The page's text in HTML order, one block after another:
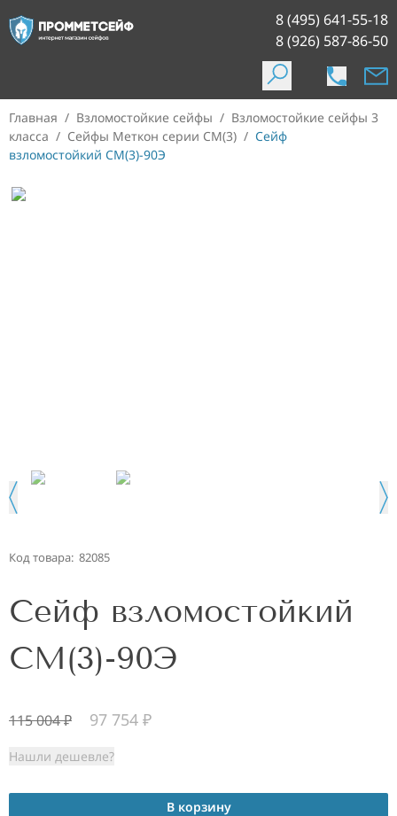
8 (495) 641-55-18
8 (926) 587-86-50
Главная / Взломостойкие сейфы / Взломостойкие сейфы 3
класса / Сейфы Меткон серии СМ(3) / Сейф
взломостойкий СМ(3)-90Э
Код товара: 82085
Сейф взломостойкий
СМ(3)-90Э
115 004₽ 97 754 ₽
Нашли дешевле?
В корзину